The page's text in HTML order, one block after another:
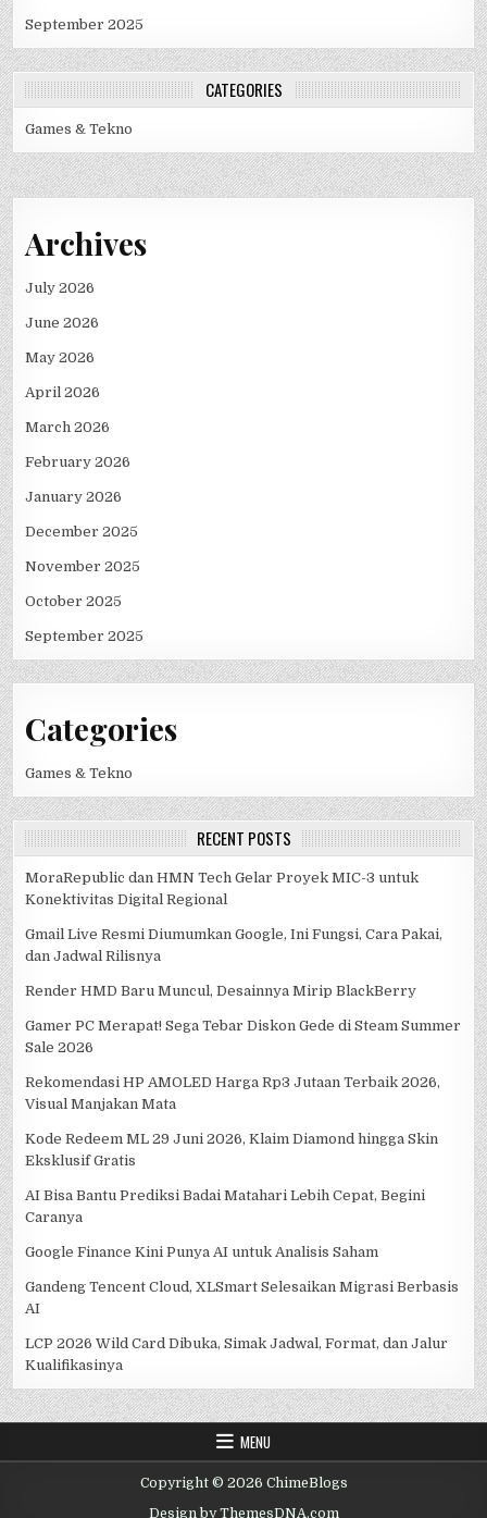
September 2025
CATEGORIES
Games & Tekno
Archives
July 2026
June 2026
May 2026
April 2026
March 2026
February 2026
January 2026
December 2025
November 2025
October 2025
September 2025
Categories
Games & Tekno
RECENT POSTS
MoraRepublic dan HMN Tech Gelar Proyek MIC-3 untuk
Konektivitas Digital Regional
Gmail Live Resmi Diumumkan Google, Ini Fungsi, Cara Pakai,
dan Jadwal Rilisnya
Render HMD Baru Muncul, Desainnya Mirip BlackBerry
Gamer PC Merapat! Sega Tebar Diskon Gede di Steam Summer
Sale 2026
Rekomendasi HP AMOLED Harga Rp3 Jutaan Terbaik 2026,
Visual Manjakan Mata
Kode Redeem ML 29 Juni 2026, Klaim Diamond hingga Skin
Eksklusif Gratis
AI Bisa Bantu Prediksi Badai Matahari Lebih Cepat, Begini
Caranya
Google Finance Kini Punya AI untuk Analisis Saham
Gandeng Tencent Cloud, XLSmart Selesaikan Migrasi Berbasis
AI
LCP 2026 Wild Card Dibuka, Simak Jadwal, Format, dan Jalur
Kualifikasinya
MENU
Copyright © 2026 ChimeBlogs
Design by ThemesDNA.com